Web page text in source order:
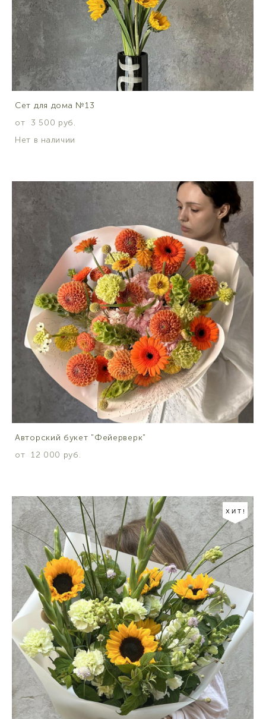
Сет для дома №13
от 3 500 pуб.
Нет в наличии
Авторский букет "Фейерверк"
от 12 000 pуб.
ХИТ!